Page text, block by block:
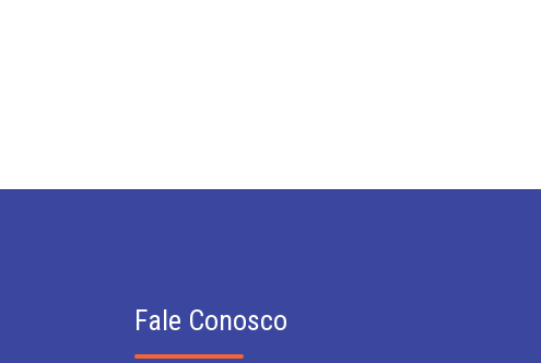
Fale Conosco